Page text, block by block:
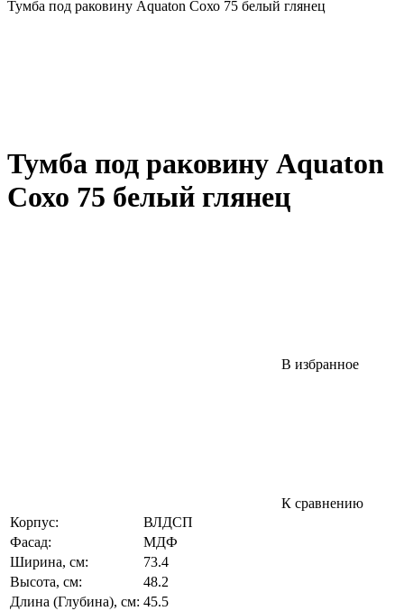
Тумба под раковину Aquaton Сохо 75 белый глянец
Тумба под раковину Aquaton
Сохо 75 белый глянец
В избранное
К сравнению
Корпус:
ВЛДСП
Фасад:
МДФ
Ширина, см:
73.4
Высота, см:
48.2
Длина (Глубина), см: 45.5